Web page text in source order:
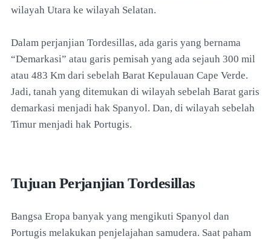
wilayah Utara ke wilayah Selatan.
Dalam perjanjian Tordesillas, ada garis yang bernama
“Demarkasi” atau garis pemisah yang ada sejauh 300 mil
atau 483 Km dari sebelah Barat Kepulauan Cape Verde.
Jadi, tanah yang ditemukan di wilayah sebelah Barat garis
demarkasi menjadi hak Spanyol. Dan, di wilayah sebelah
Timur menjadi hak Portugis.
Tujuan Perjanjian Tordesillas
Bangsa Eropa banyak yang mengikuti Spanyol dan
Portugis melakukan penjelajahan samudera. Saat paham